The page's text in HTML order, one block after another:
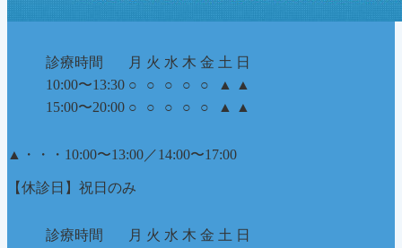
診療時間 月 火 水 木 金 土 日
10:00〜13:30 ○ ○ ○ ○ ○ ▲
▲
15:00〜20:00 ○ ○ ○ ○ ○ ▲ ▲
▲ ・・・10:00〜13:00／14:00〜17:00
【休診日】祝日のみ
診療時間 月 火 水 木 金 土 日